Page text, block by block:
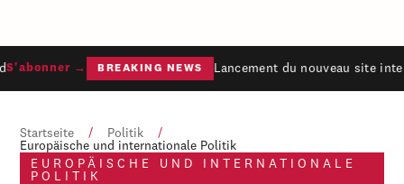
S'abonner → BREAKING NEWS Lancement du nouveau site
Startseite / Politik
/
Europäische und internationale Politik
EUROPÄISCHE UND INTERNATIONALE
POLITIK